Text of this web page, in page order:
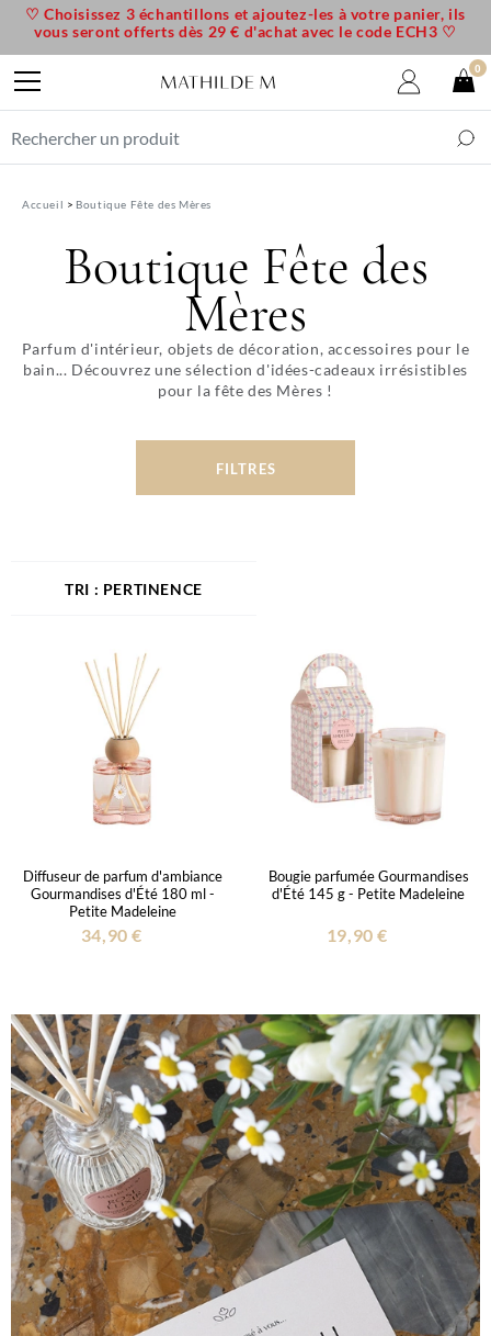
Accueil Boutique Fête des Mères
Boutique Fête des
Mères
Parfum d'intérieur, objets de décoration, accessoires pour le
bain... Découvrez une sélection d'idées-cadeaux irrésistibles
pour la fête des Mères !
FILTRES
PERTINENCE
Diffuseur de parfum d'ambiance
Gourmandises d'Été 180 ml -
Petite Madeleine
34,90 €
Bougie parfumée Gourmandises
d'Été 145 g - Petite Madeleine
19,90 €
♡ Choisissez 3 échantillons et ajoutez-les à votre panier, ils
vous seront offerts dès 29 € d'achat avec le code ECH3 ♡
0